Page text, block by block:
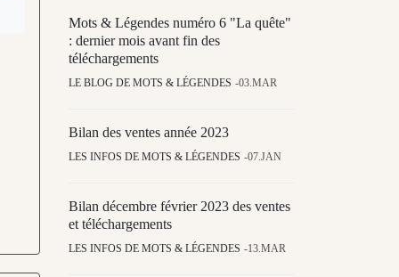
Mots & Légendes numéro 6 "La quête"
: dernier mois avant fin des
téléchargements
LE BLOG DE MOTS & LÉGENDES 03.MAR
Bilan des ventes année 2023
LES INFOS DE MOTS & LÉGENDES 07.JAN
Bilan décembre février 2023 des ventes
et téléchargements
LES INFOS DE MOTS & LÉGENDES 13.MAR